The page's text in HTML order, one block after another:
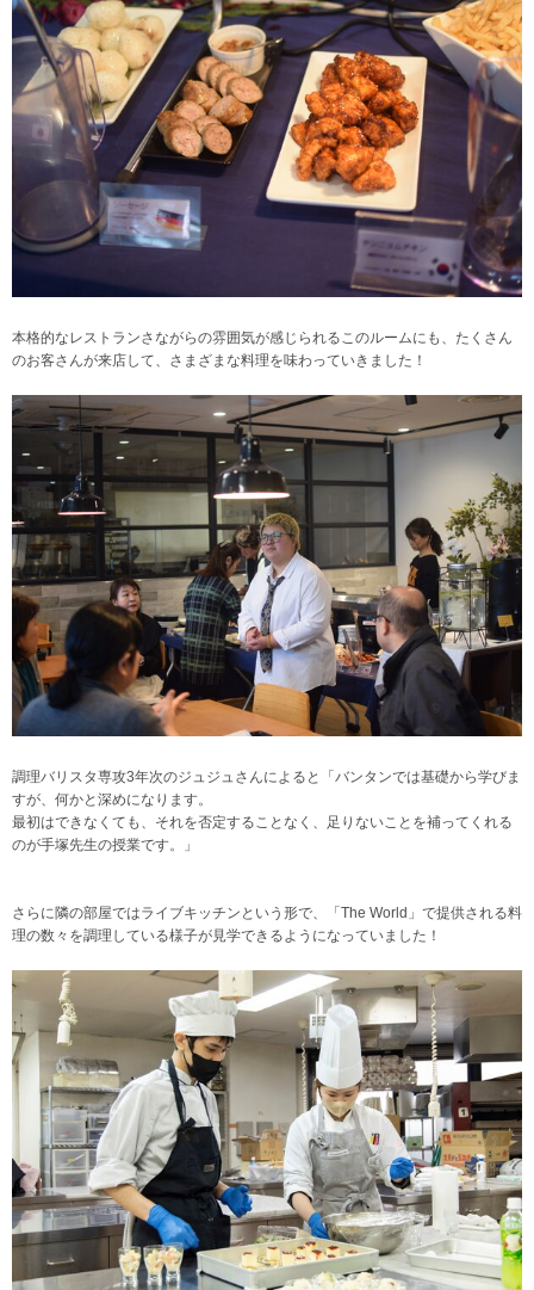
本格的なレストランさながらの雰囲気が感じられるこのルームにも、たくさん
のお客さんが来店して、さまざまな料理を味わっていきました！
調理バリスタ専攻3年次のジュジュさんによると「バンタンでは基礎から学びま
すが、何かと深めになります。
最初はできなくても、それを否定することなく、足りないことを補ってくれる
のが手塚先生の授業です。」
さらに隣の部屋ではライブキッチンという形で、「The World」で提供される料
理の数々を調理している様子が見学できるようになっていました！